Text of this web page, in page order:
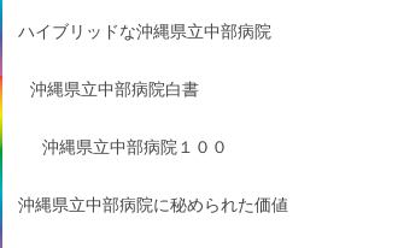
ハイブリッドな沖縄県立中部病院
沖縄県立中部病院白書
沖縄県立中部病院１００
沖縄県立中部病院に秘められた価値